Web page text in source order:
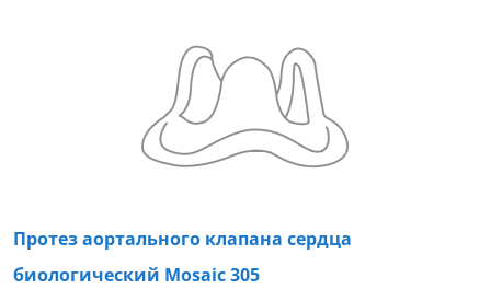
Протез аортального клапана сердца
биологический Mosaic 305